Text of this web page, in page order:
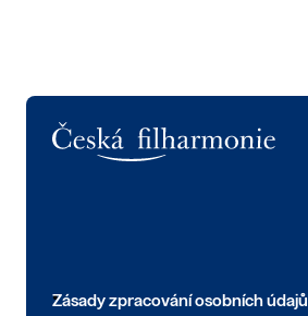
Zásady zpracování osobních údajů